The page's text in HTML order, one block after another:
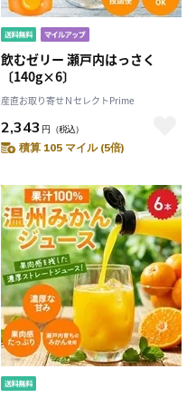
飲むゼリー 瀬戸内はっさく
〔140g×6〕
産直お取り寄せＮセレクトPrime
2,343 円 （税込）
積算 105 マイル (5倍)